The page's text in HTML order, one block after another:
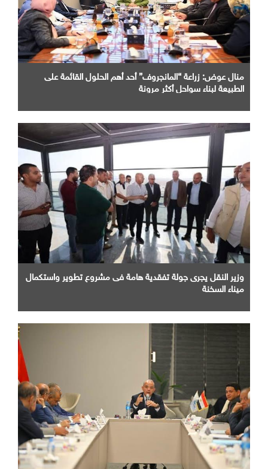
منال عوض: زراعة “المانجروف” أحد أهم الحلول القائمة على
الطبيعة لبناء سواحل أكثر مرونة
وزير النقل يجرى جولة تفقدية هامة فى مشروع تطوير واستكمال
ميناء السخنة